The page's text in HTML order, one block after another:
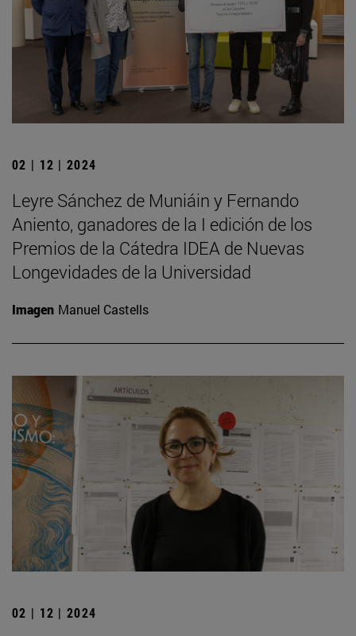
02 | 12 | 2024
Leyre Sánchez de Muniáin y Fernando
Aniento, ganadores de la I edición de los
Premios de la Cátedra IDEA de Nuevas
Longevidades de la Universidad
Imagen Manuel Castells
02 | 12 | 2024